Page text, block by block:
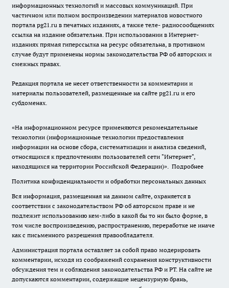
информационных технологий и массовых коммуникаций. При
частичном или полном воспроизведении материалов новостного
портала pg21.ru в печатных изданиях, а также теле- радиосообщениях
ссылка на издание обязательна. При использовании в Интернет-
изданиях прямая гиперссылка на ресурс обязательна, в противном
случае будут применены нормы законодательства РФ об авторских и
смежных правах.
Редакция портала не несет ответственности за комментарии и
материалы пользователей, размещенные на сайте pg21.ru и его
субдоменах.
«На информационном ресурсе применяются рекомендательные
технологии (информационные технологии предоставления
информации на основе сбора, систематизации и анализа сведений,
относящихся к предпочтениям пользователей сети "Интернет",
находящихся на территории Российской Федерации)». Подробнее
Политика конфиденциальности и обработки персональных данных
Вся информация, размещенная на данном сайте, охраняется в
соответствии с законодательством РФ об авторском праве и не
подлежит использованию кем-либо в какой бы то ни было форме, в
том числе воспроизведению, распространению, переработке не иначе
как с письменного разрешения правообладателя.
Администрация портала оставляет за собой право модерировать
комментарии, исходя из соображений сохранения конструктивности
обсуждения тем и соблюдения законодательства РФ и РТ. На сайте не
допускаются комментарии, содержащие нецензурную брань,